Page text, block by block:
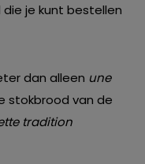
je kunt bestellen
dan alleen une
stokbrood van de
tradition